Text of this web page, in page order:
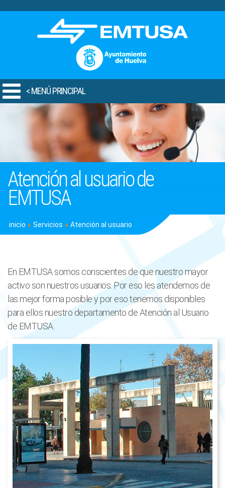
< MENÚ PRINCIPAL
Atención al usuario de
EMTUSA
inicio Servicios Atención al usuario
En EMTUSA somos conscientes de que nuestro mayor
activo son nuestros usuarios. Por eso les atendemos de
las mejor forma posible y por eso tenemos disponibles
para ellos nuestro departamento de Atención al Usuario
de EMTUSA.